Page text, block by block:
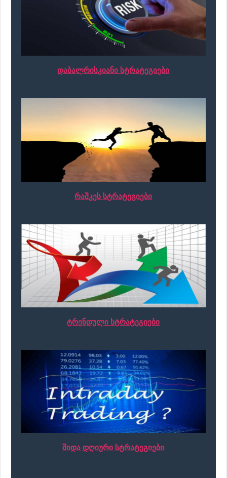
დაბალრისკიანი სტრატეგიები
რაშკეს სტრატეგიები
ტრენდული სტრატეგიები
შიდა დღიური სტრატეგიები